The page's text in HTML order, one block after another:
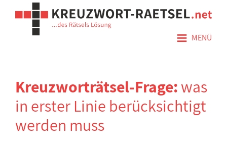
≡ MENÜ
Kreuzworträtsel-Frage:was
in erster Linie berücksichtigt
werden muss